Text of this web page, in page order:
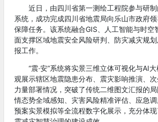
近日，由四川省第一测绘工程院参与研制
系统，成功完成四川省地震局向乐山市政府
保障任务。该系统融合GIS、人工智能与时空
面支撑区域地震安全风险研判、防灾减灾规
报工作。
“震·安”系统将实景三维立体可视化与AI
观展示辖区地震隐患分布、震灾影响推演、
力量部署情况，突破了传统二维图文汇报的
情态势全域感知、灾害风险精准评估、应急
预案实景模拟等全流程数字化展示，充分体